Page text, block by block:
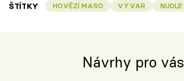
ŠTÍTKY HOVĚZÍ MASO VÝVAR NUDLE
Návrhy pro vás